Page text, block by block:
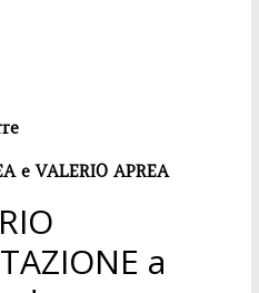
e VALERIO APREA
a